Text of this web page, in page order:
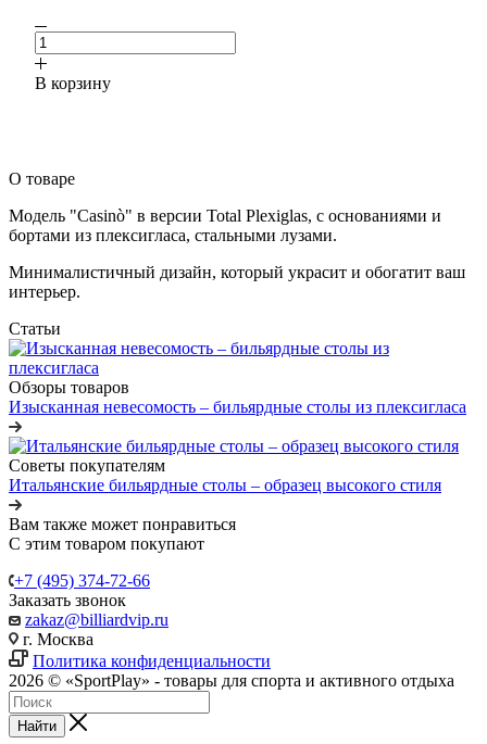
В корзину
О товаре
Модель "Casinò" в версии Total Plexiglas, с основаниями и
бортами из плексигласа, стальными лузами.
Минималистичный дизайн, который украсит и обогатит ваш
интерьер.
Статьи
Обзоры товаров
Изысканная невесомость – бильярдные столы из плексигласа
Советы покупателям
Итальянские бильярдные столы – образец высокого стиля
Вам также может понравиться
С этим товаром покупают
+7 (495) 374-72-66
Заказать звонок
zakaz@billiardvip.ru
г. Москва
Политика конфиденциальности
2026 © «SportPlay» - товары для спорта и активного отдыха
Найти